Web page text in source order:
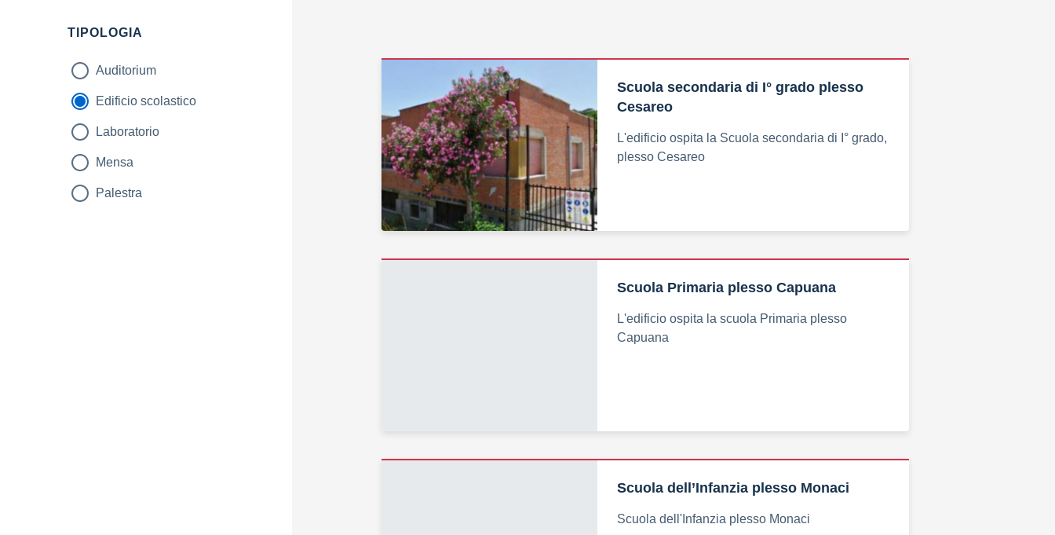
Filtri
TIPOLOGIA
Auditorium
Edificio scolastico
Laboratorio
Mensa
Palestra
Scuola secondaria di I° grado plesso
Cesareo
L'edificio ospita la Scuola secondaria di I° grado,
plesso Cesareo
Scuola Primaria plesso Capuana
L'edificio ospita la scuola Primaria plesso
Capuana
Scuola dell’Infanzia plesso Monaci
Scuola dell'Infanzia plesso Monaci